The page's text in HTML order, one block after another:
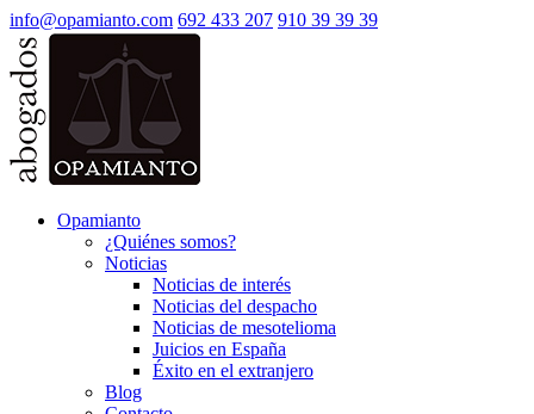
info@opamianto.com 692 433 207 910 39 39 39
Opamianto
¿Quiénes somos?
Noticias
Noticias de interés
Noticias del despacho
Noticias de mesotelioma
Juicios en España
Éxito en el extranjero
Blog